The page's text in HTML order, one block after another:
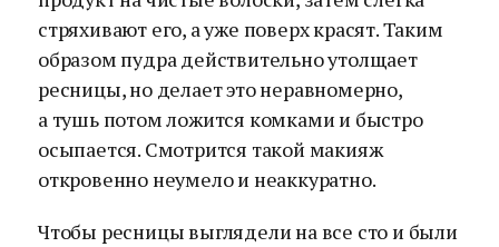
стряхивают его, а уже поверх красят. Таким
образом пудра действительно утолщает
ресницы, но делает это неравномерно,
а тушь потом ложится комками и быстро
осыпается. Смотрится такой макияж
откровенно неумело и неаккуратно.
Чтобы ресницы выглядели на все сто и были